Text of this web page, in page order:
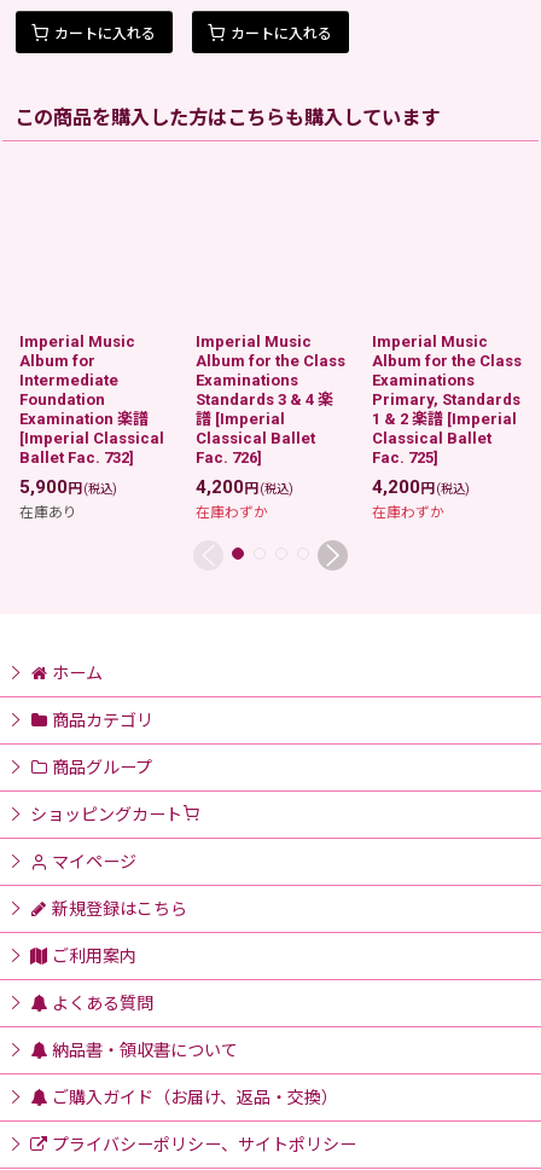
カートに入れる カートに入れる
この商品を購入した方はこちらも購入しています
Imperial Music
Album for
Intermediate
Foundation
Examination 楽譜
[Imperial Classical
Ballet Fac. 732]
5,900円 (税込)
在庫あり
Imperial Music
Album for the Class
Examinations
Standards 3 & 4 楽
譜 [Imperial
Classical Ballet
Fac. 726]
4,200円 (税込)
在庫わずか
Imperial Music
Album for the Class
Examinations
Primary, Standards
1 & 2 楽譜 [Imperial
Classical Ballet
Fac. 725]
4,200円 (税込)
在庫わずか
ホーム
商品カテゴリ
商品グループ
ショッピングカート
マイページ
新規登録はこちら
ご利用案内
よくある質問
納品書・領収書について
ご購入ガイド（お届け、返品・交換）
プライバシーポリシー、サイトポリシー